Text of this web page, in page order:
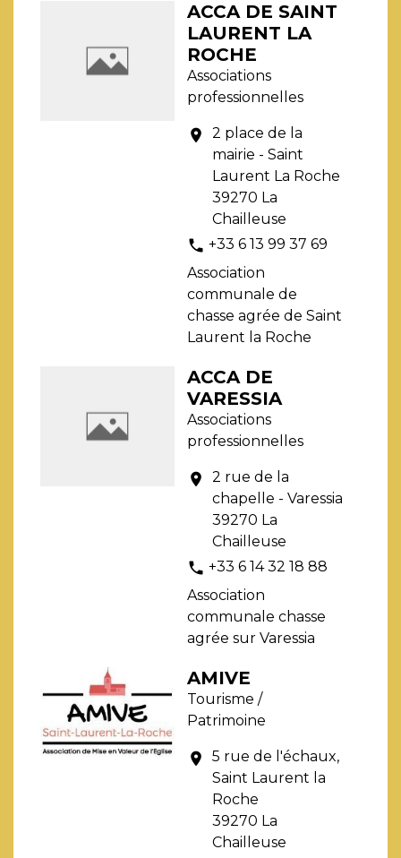
ACCA DE SAINT
LAURENT LA
ROCHE
Associations
professionnelles
location_on
2 place de la
mairie - Saint
Laurent La Roche
39270 La
Chailleuse
phone +33 6 13 99 37 69
Association
communale de
chasse agrée de Saint
Laurent la Roche
ACCA DE
VARESSIA
Associations
professionnelles
location_on
2 rue de la
chapelle - Varessia
39270 La
Chailleuse
phone +33 6 14 32 18 88
Association
communale chasse
agrée sur Varessia
AMIVE
Tourisme /
Patrimoine
location_on
5 rue de l'échaux,
Saint Laurent la
Roche
39270 La
Chailleuse